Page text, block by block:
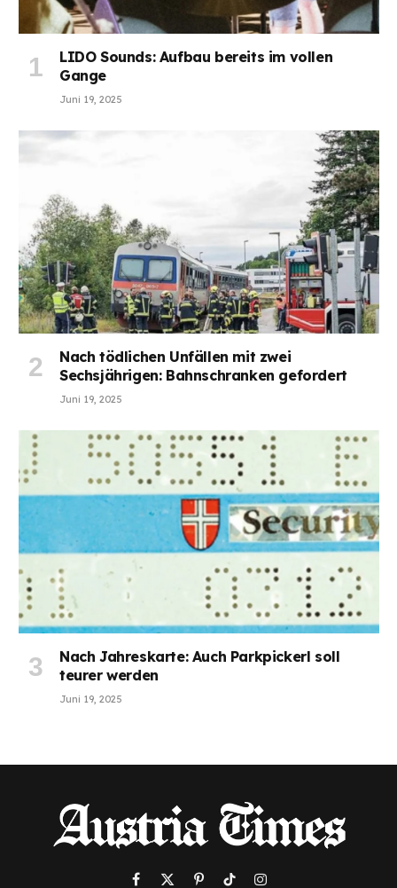
LIDO Sounds: Aufbau bereits im vollen
Gange
Juni 19, 2025
Nach tödlichen Unfällen mit zwei
Sechsjährigen: Bahnschranken gefordert
Juni 19, 2025
Nach Jahreskarte: Auch Parkpickerl soll
teurer werden
Juni 19, 2025